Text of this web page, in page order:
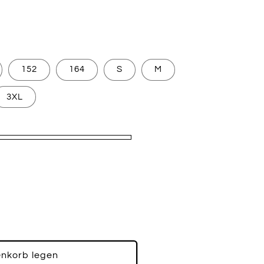
152 164 S M
3XL
legen